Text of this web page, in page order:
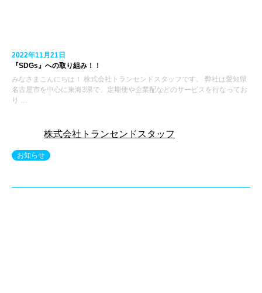
2022年11月21日
『SDGs』への取り組み！！
みなさまこんにちは！ 株式会社トランセンドスタッフです。 弊社は愛知県
名古屋市を中心に東海3県で、定期便や企業配などのサービスを行なってお
り …
株式会社トランセンドスタッフ
お知らせ